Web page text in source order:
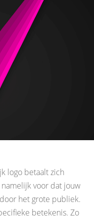
logo betaalt zich
voor dat jouw
het grote publiek.
betekenis. Zo